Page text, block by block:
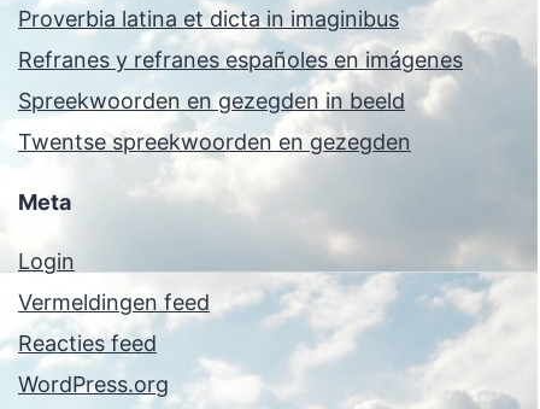
Proverbia latina et dicta in imaginibus
Refranes y refranes españoles en imágenes
Spreekwoorden en gezegden in beeld
Twentse spreekwoorden en gezegden
Meta
Login
Vermeldingen feed
Reacties feed
WordPress.org